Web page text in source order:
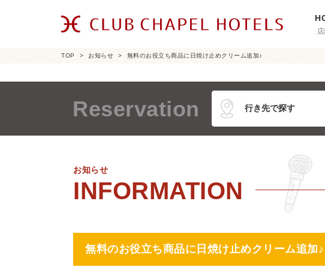
TOP お知らせ 無料のお役立ち商品に日焼け止めクリーム追加♪
Reservation
お知らせ
無料のお役立ち商品に日焼け止めクリーム追加♪